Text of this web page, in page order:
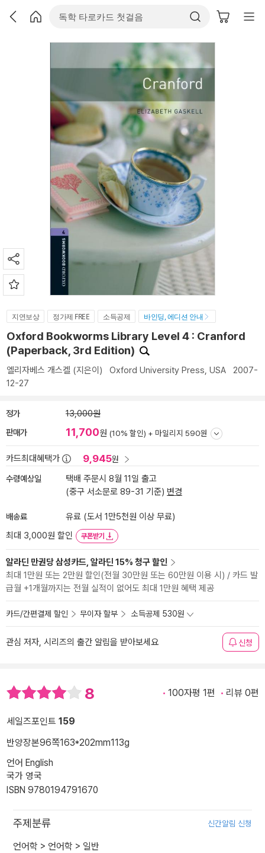
지연보상 정가제 FREE 소득공제 바인딩, 에디션 안내
Oxford Bookworms Library Level 4 : Cranford
(Paperback, 3rd Edition)
엘리자베스 개스켈 (지은이) Oxford University Press, USA 2007-
12-27
정가 13,000원
판매가 11,700원 (10% 할인) + 마일리지 590원
카드최대혜택가 9,945원
수령예상일
택배 주문시 8월 11일 출고
(중구 서소문로 89-31 기준) 변경
배송료
유료 (도서 1만5천원 이상 무료)
최대 3,000원 할인
쿠폰받기
알라딘 만권당 삼성카드, 알라딘 15% 청구 할인
최대 1만원 또는 2만원 할인(전월 30만원 또는 60만원 이용 시) / 카드 발
급월 +1개월까지는 전월 실적이 없어도 최대 1만원 혜택 제공
카드/간편결제 할인 무이자 할부 소득공제 530원
관심 저자, 시리즈의 출간 알림을 받아보세요 신청
8 100자평 1편 리뷰 0편
세일즈포인트 159
반양장본96쪽163*202mm113g
언어 English
국가 영국
ISBN 9780194791670
주제분류 신간알림 신청
언어학 > 언어학 > 일반